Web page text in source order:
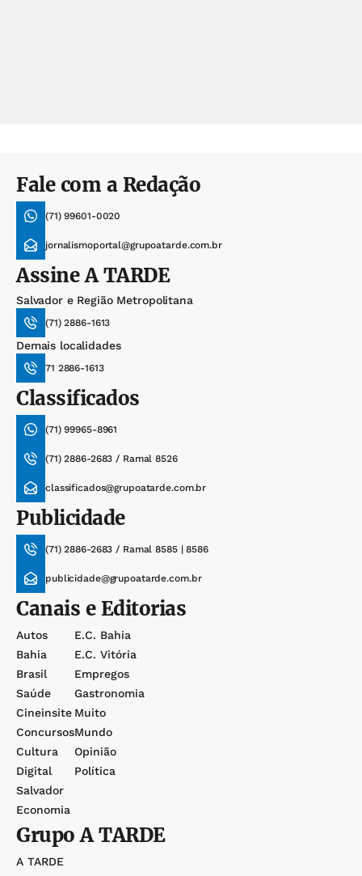
Fale com a Redação
(71) 99601-0020
jornalismoportal@grupoatarde.com.br
AssineA TARDE
Salvador e Região Metropolitana
(71) 2886-1613
Demais localidades
71 2886-1613
Classificados
(71) 99965-8961
(71) 2886-2683 / Ramal 8526
classificados@grupoatarde.com.br
Publicidade
(71) 2886-2683 / Ramal 8585 | 8586
publicidade@grupoatarde.com.br
Canais e Editorias
Autos
Bahia
Brasil
Saúde
Cineinsite
Concursos
Cultura
Digital
Salvador
Economia
E.c. Bahia
E.c. Vitória
Empregos
Gastronomia
Muito
Mundo
Opinião
Política
GrupoA TARDE
A TARDE